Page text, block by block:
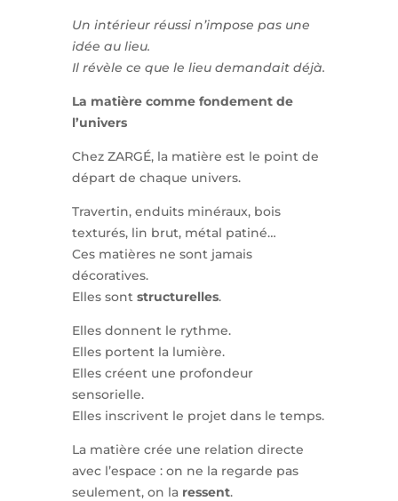
Un intérieur réussi n’impose pas une
idée au lieu.
Il révèle ce que le lieu demandait déjà.
La matière comme fondement de
l’univers
Chez ZARGÉ, la matière est le point de
départ de chaque univers.
Travertin, enduits minéraux, bois
texturés, lin brut, métal patiné…
Ces matières ne sont jamais
décoratives.
Elles sont structurelles.
Elles donnent le rythme.
Elles portent la lumière.
Elles créent une profondeur
sensorielle.
Elles inscrivent le projet dans le temps.
La matière crée une relation directe
avec l’espace : on ne la regarde pas
seulement, on la ressent.